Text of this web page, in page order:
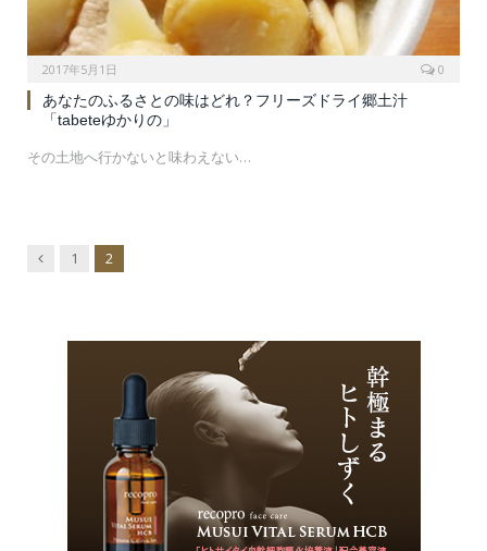
2017年5月1日 0
あなたのふるさとの味はどれ？フリーズドライ郷土汁
「tabeteゆかりの」
その土地へ行かないと味わえない…
Previous
1 2